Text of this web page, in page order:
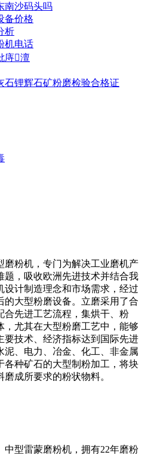
南沙码头吗
备价格
析
机电话
庤澶
石锂辉石矿粉磨检验合格证
磨粉机，专门为解决工业磨机产
题，吸收欧洲先进技术并结合我
设计制造理念和市场需求，经过
的大型粉磨设备。立磨采用了合
合先进工艺流程，集烘干、粉
，尤其在大型粉磨工艺中，能够
要技术、经济指标达到国际先进
泥、电力、冶金、化工、非金属
各种矿石的大型制粉加工，将块
成所要求的粉状物料。
中型雷蒙磨粉机，拥有22年磨粉